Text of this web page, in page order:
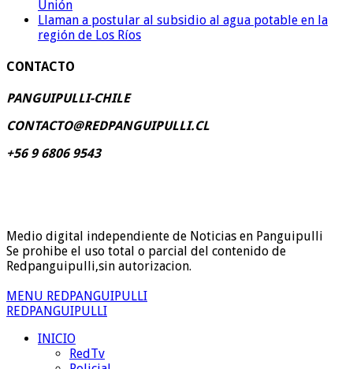
Unión
Llaman a postular al subsidio al agua potable en la
región de Los Ríos
CONTACTO
PANGUIPULLI-CHILE
CONTACTO@REDPANGUIPULLI.CL
+56 9 6806 9543
Medio digital independiente de Noticias en Panguipulli
Se prohibe el uso total o parcial del contenido de
Redpanguipulli,sin autorizacion.
MENU REDPANGUIPULLI
REDPANGUIPULLI
INICIO
RedTv